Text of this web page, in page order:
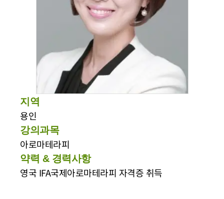
지역
용인
강의과목
아로마테라피
약력 & 경력사항
영국 IFA국제아로마테라피 자격증 취득